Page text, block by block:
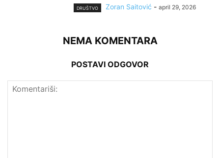
DRUŠTVO Zoran Saitović - april 29, 2026
NEMA KOMENTARA
POSTAVI ODGOVOR